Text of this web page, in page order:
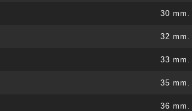
30 mm.
32 mm.
33 mm.
35 mm.
36 mm.